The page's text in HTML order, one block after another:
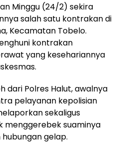
Minggu (24/2) sekira
salah satu kontrakan di
Kecamatan Tobelo.
kontrakan
yang kesehariannya
dari Polres Halut, awalnya
pelayanan kepolisian
sekaligus
menggerebek suaminya
gelap.